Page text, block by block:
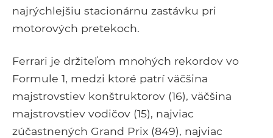
najrýchlejšiu stacionárnu zastávku pri
motorových pretekoch.
Ferrari je držiteľom mnohých rekordov vo
Formule 1, medzi ktoré patrí väčšina
majstrovstiev konštruktorov (16), väčšina
majstrovstiev vodičov (15), najviac
zúčastnených Grand Prix (849), najviac